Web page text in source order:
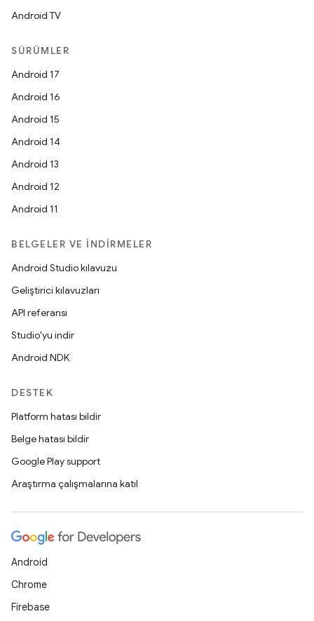
Android TV
SÜRÜMLER
Android 17
Android 16
Android 15
Android 14
Android 13
Android 12
Android 11
BELGELER VE İNDIRMELER
Android Studio kılavuzu
Geliştirici kılavuzları
API referansı
Studio'yu indir
Android NDK
DESTEK
Platform hatası bildir
Belge hatası bildir
Google Play support
Araştırma çalışmalarına katıl
Android
Chrome
Firebase